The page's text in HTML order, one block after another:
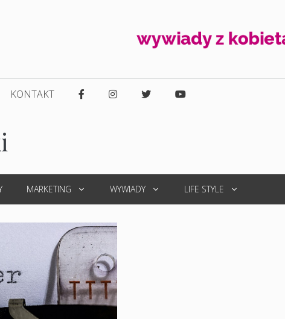
KONTAKT
MARKETING WYWIADY LIFE STYLE